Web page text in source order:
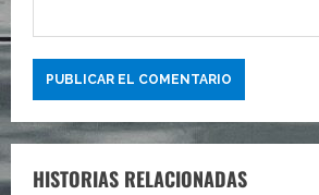
HISTORIAS RELACIONADAS